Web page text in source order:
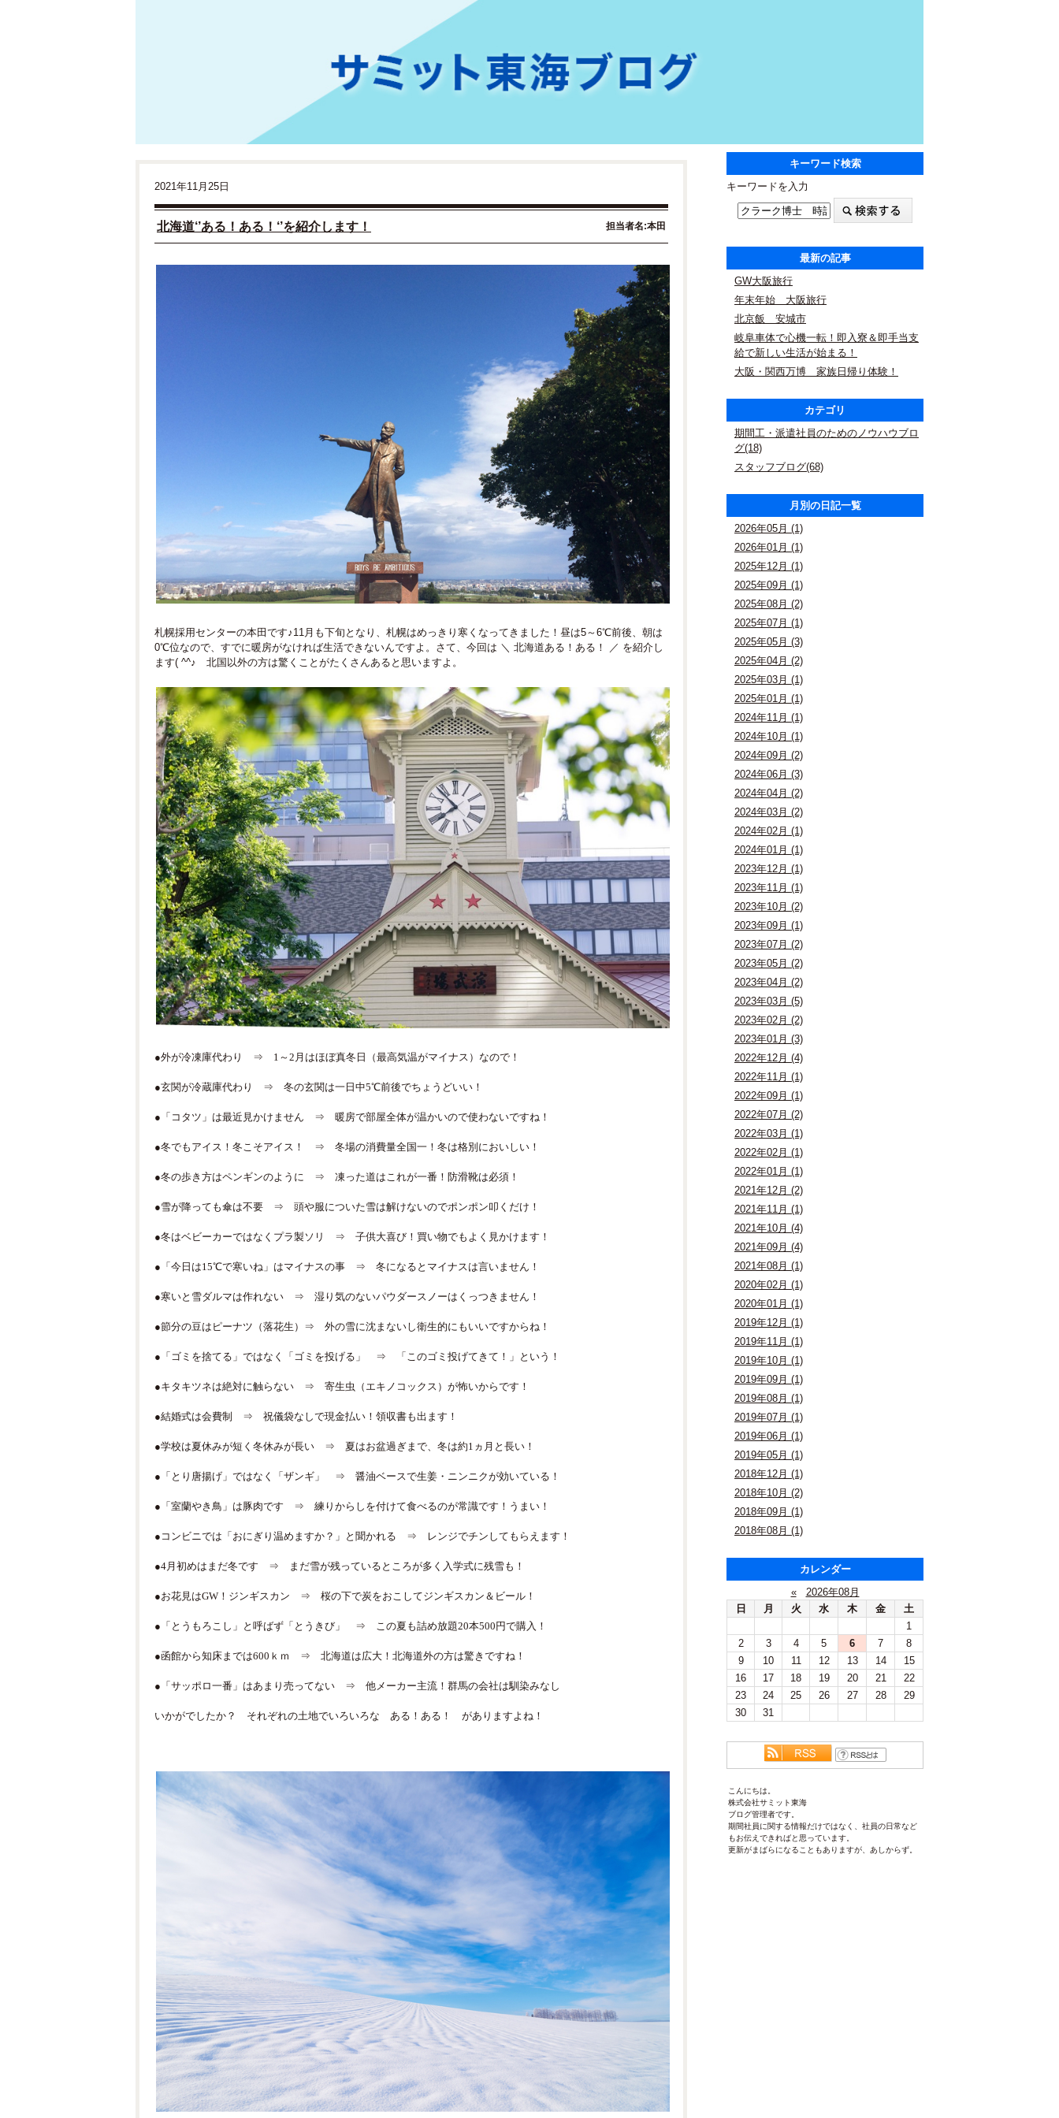
2021年11月25日
北海道‘’ある！ある！‘’を紹介します！ 担当者名:本田
札幌採用センターの本田です♪11月も下旬となり、札幌はめっきり寒くなってきました！昼は5～6℃前後、朝は
0℃位なので、すでに暖房がなければ生活できないんですよ。さて、今回は ＼ 北海道ある！ある！ ／ を紹介し
ます( ^^♪ 北国以外の方は驚くことがたくさんあると思いますよ。
●外が冷凍庫代わり ⇒ 1～2月はほぼ真冬日（最高気温がマイナス）なので！
●玄関が冷蔵庫代わり ⇒ 冬の玄関は一日中5℃前後でちょうどいい！
●「コタツ」は最近見かけません ⇒ 暖房で部屋全体が温かいので使わないですね！
●冬でもアイス！冬こそアイス！ ⇒ 冬場の消費量全国一！冬は格別においしい！
●冬の歩き方はペンギンのように ⇒ 凍った道はこれが一番！防滑靴は必須！
●雪が降っても傘は不要 ⇒ 頭や服についた雪は解けないのでポンポン叩くだけ！
●冬はベビーカーではなくプラ製ソリ ⇒ 子供大喜び！買い物でもよく見かけます！
●「今日は15℃で寒いね」はマイナスの事 ⇒ 冬になるとマイナスは言いません！
●寒いと雪ダルマは作れない ⇒ 湿り気のないパウダースノーはくっつきません！
●節分の豆はピーナツ（落花生）⇒ 外の雪に沈まないし衛生的にもいいですからね！
●「ゴミを捨てる」ではなく「ゴミを投げる」 ⇒ 「このゴミ投げてきて！」という！
●キタキツネは絶対に触らない ⇒ 寄生虫（エキノコックス）が怖いからです！
●結婚式は会費制 ⇒ 祝儀袋なしで現金払い！領収書も出ます！
●学校は夏休みが短く冬休みが長い ⇒ 夏はお盆過ぎまで、冬は約1ヵ月と長い！
●「とり唐揚げ」ではなく「ザンギ」 ⇒ 醤油ベースで生姜・ニンニクが効いている！
●「室蘭やき鳥」は豚肉です ⇒ 練りからしを付けて食べるのが常識です！うまい！
●コンビニでは「おにぎり温めますか？」と聞かれる ⇒ レンジでチンしてもらえます！
●4月初めはまだ冬です ⇒ まだ雪が残っているところが多く入学式に残雪も！
●お花見はGW！ジンギスカン ⇒ 桜の下で炭をおこしてジンギスカン＆ビール！
●「とうもろこし」と呼ばず「とうきび」 ⇒ この夏も詰め放題20本500円で購入！
●函館から知床までは600ｋｍ ⇒ 北海道は広大！北海道外の方は驚きですね！
●「サッポロ一番」はあまり売ってない ⇒ 他メーカー主流！群馬の会社は馴染みなし
いかがでしたか？ それぞれの土地でいろいろな ある！ある！ がありますよね！
キーワード検索
キーワードを入力
最新の記事
GW大阪旅行
年末年始 大阪旅行
北京飯 安城市
岐阜車体で心機一転！即入寮＆即手当支
給で新しい生活が始まる！
大阪・関西万博 家族日帰り体験！
カテゴリ
期間工・派遣社員のためのノウハウブロ
グ(18)
スタッフブログ(68)
月別の日記一覧
2026年05月 (1)
2026年01月 (1)
2025年12月 (1)
2025年09月 (1)
2025年08月 (2)
2025年07月 (1)
2025年05月 (3)
2025年04月 (2)
2025年03月 (1)
2025年01月 (1)
2024年11月 (1)
2024年10月 (1)
2024年09月 (2)
2024年06月 (3)
2024年04月 (2)
2024年03月 (2)
2024年02月 (1)
2024年01月 (1)
2023年12月 (1)
2023年11月 (1)
2023年10月 (2)
2023年09月 (1)
2023年07月 (2)
2023年05月 (2)
2023年04月 (2)
2023年03月 (5)
2023年02月 (2)
2023年01月 (3)
2022年12月 (4)
2022年11月 (1)
2022年09月 (1)
2022年07月 (2)
2022年03月 (1)
2022年02月 (1)
2022年01月 (1)
2021年12月 (2)
2021年11月 (1)
2021年10月 (4)
2021年09月 (4)
2021年08月 (1)
2020年02月 (1)
2020年01月 (1)
2019年12月 (1)
2019年11月 (1)
2019年10月 (1)
2019年09月 (1)
2019年08月 (1)
2019年07月 (1)
2019年06月 (1)
2019年05月 (1)
2018年12月 (1)
2018年10月 (2)
2018年09月 (1)
2018年08月 (1)
カレンダー
«
2026年08月
日
月 火 水 木 金
土
1
2
3 4 5 6 7
8
9
10 11 12 13 14
15
16
17 18 19 20 21
22
23
24 25 26 27 28
29
30
31
こんにちは。
株式会社サミット東海
ブログ管理者です。
期間社員に関する情報だけではなく、社員の日常など
もお伝えできればと思っています。
更新がまばらになることもありますが、あしからず。